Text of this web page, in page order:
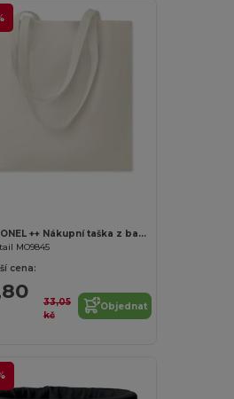
COTTONEL ++ Nákupní taška z bavlny 180g
MO9845
cena:
33,05
kč
Objednat